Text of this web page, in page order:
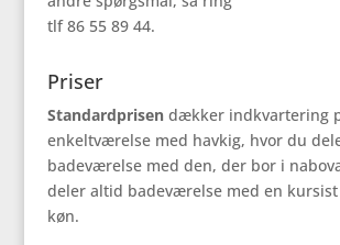
tlf 86 55 89 44.
Priser
Standardprisen dækker indkvartering
enkeltværelse med havkig, hvor du
badeværelse med den, der bor i
deler altid badeværelse med en kursist
køn.